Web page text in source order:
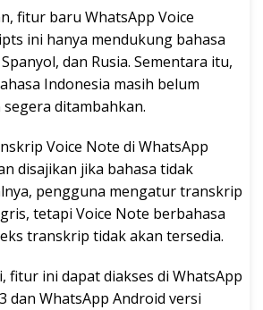
fitur baru WhatsApp Voice
ini hanya mendukung bahasa
dan Rusia. Sementara itu,
Indonesia masih belum
ditambahkan.
Voice Note di WhatsApp
disajikan jika bahasa tidak
pengguna mengatur transkrip
tetapi Voice Note berbahasa
transkrip tidak akan tersedia.
fitur ini dapat diakses di WhatsApp
dan WhatsApp Android versi